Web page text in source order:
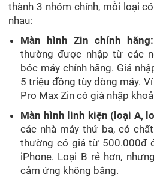
thành 3 nhóm chính, mỗi loại
nhau:
Màn hình Zin chính
thường được nhập từ các
bóc máy chính hãng. Giá
5 triệu đồng tùy dòng máy.
Pro Max Zin có giá nhập
Màn hình linh kiện (loại A,
các nhà máy thứ ba, có
thường có giá từ 500.000đ
iPhone. Loại B rẻ hơn,
cảm ứng không bằng.